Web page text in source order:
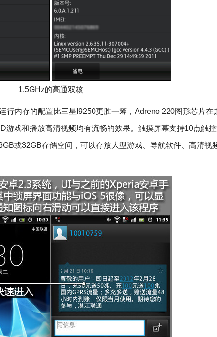
1.5GHz的高通双核
内存的配置比三星I9250更胜一筹，Adreno 220图形芯片在
游戏和播放高清视频均有流畅的效果。触摸屏幕支持10点触
或32GB存储空间，可以存放大型游戏、导航软件、高清视